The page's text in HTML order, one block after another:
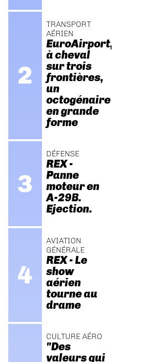
TRANSPORT
AÉRIEN
EuroAirport,
à cheval
sur trois
frontières,
un
octogénaire
en grande
forme
DÉFENSE
REX -
Panne
moteur en
A-29B.
Ejection.
AVIATION
GÉNÉRALE
REX - Le
show
aérien
tourne au
drame
CULTURE AÉRO
"Des
valeurs qui